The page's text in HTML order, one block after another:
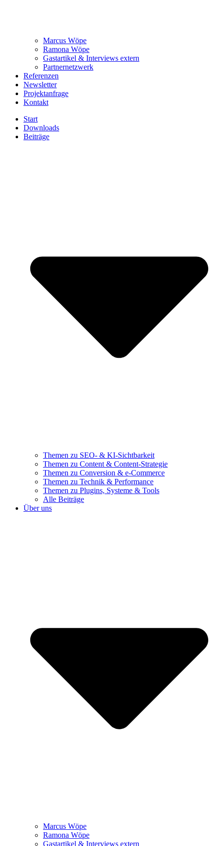
Marcus Wöpe
Ramona Wöpe
Gastartikel & Interviews extern
Partnernetzwerk
Referenzen
Newsletter
Projektanfrage
Kontakt
Start
Downloads
Beiträge
Themen zu SEO- & KI-Sichtbarkeit
Themen zu Content & Content-Strategie
Themen zu Conversion & e-Commerce
Themen zu Technik & Performance
Themen zu Plugins, Systeme & Tools
Alle Beiträge
Über uns
Marcus Wöpe
Ramona Wöpe
Gastartikel & Interviews extern